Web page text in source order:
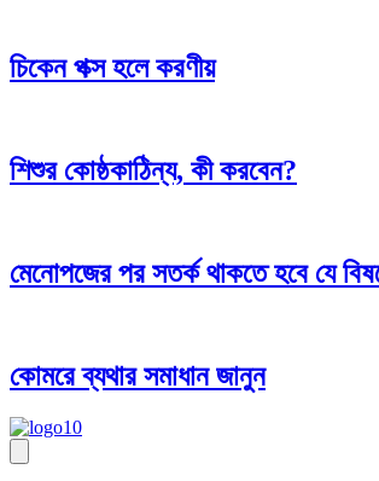
চিকেন পক্স হলে করণীয়
শিশুর কোষ্ঠকাঠিন্য, কী করবেন?
মেনোপজের পর সতর্ক থাকতে হবে যে
কোমরে ব্যথার সমাধান জানুন